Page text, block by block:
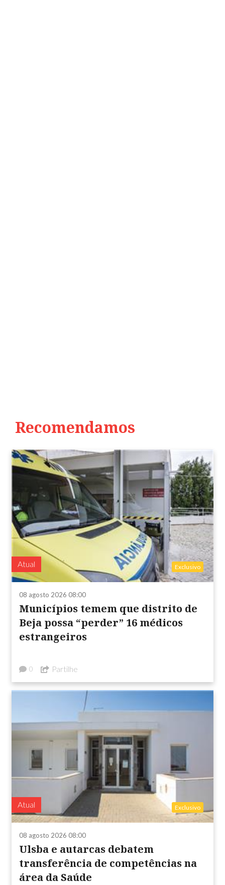
Recomendamos
Atual Exclusivo
08 agosto 2026 08:00
Municípios temem que distrito de
Beja possa “perder” 16 médicos
estrangeiros
0 Partilhe
Atual Exclusivo
08 agosto 2026 08:00
Ulsba e autarcas debatem
transferência de competências na
área da Saúde